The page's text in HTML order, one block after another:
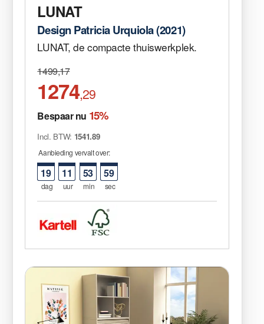
LUNAT
Design Patricia Urquiola (2021)
LUNAT, de compacte thuiswerkplek.
1499,17
1274,29
Bespaar nu 15%
Incl. BTW: 1541.89
Aanbieding vervalt over:
19
dag
11
uur
53
min
59
sec